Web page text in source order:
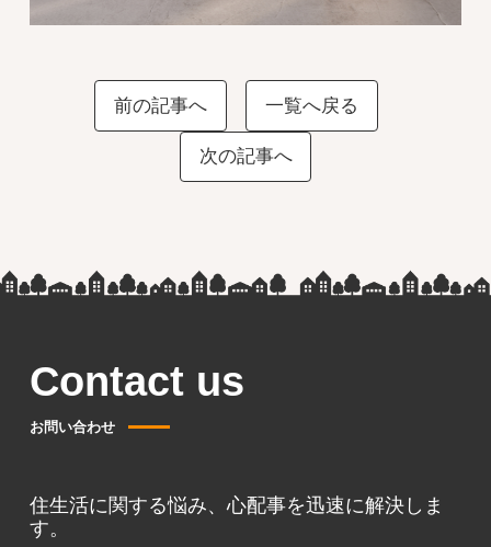
前の記事へ 一覧へ戻る
次の記事へ
Contact us
お問い合わせ
住生活に関する悩み、心配事を迅速に解決しま
す。